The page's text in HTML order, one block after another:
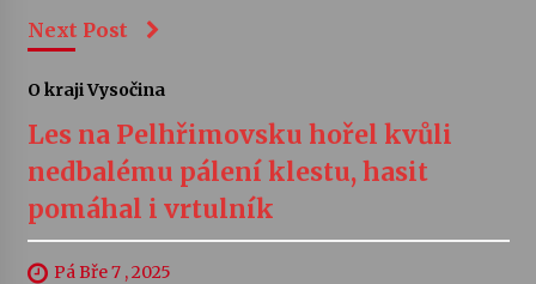
Next Post
O kraji Vysočina
Les na Pelhřimovsku hořel kvůli
nedbalému pálení klestu, hasit
pomáhal i vrtulník
Pá Bře 7 , 2025